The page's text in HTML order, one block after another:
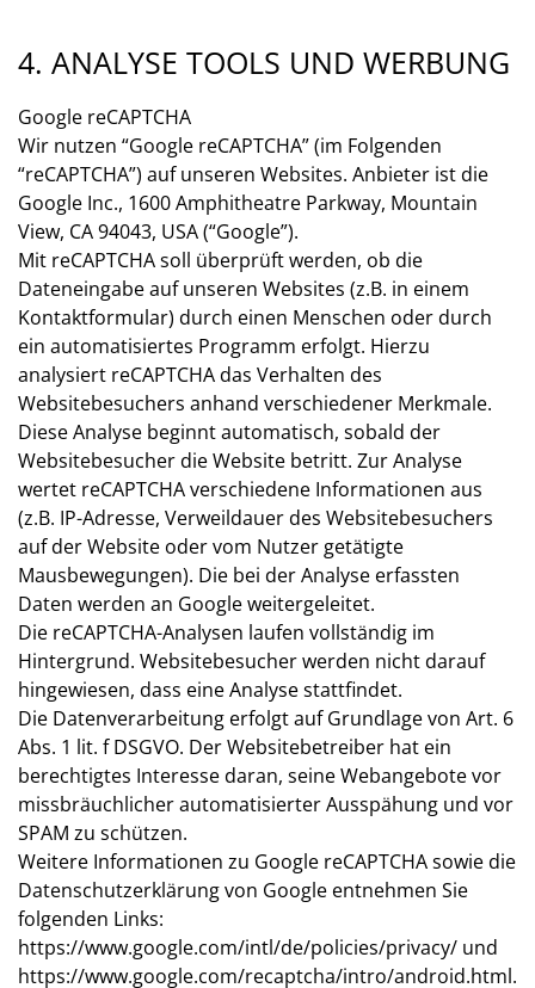
4. ANALYSE TOOLS UND WERBUNG
Google reCAPTCHA
Wir nutzen “Google reCAPTCHA” (im Folgenden
“reCAPTCHA”) auf unseren Websites. Anbieter ist die
Google Inc., 1600 Amphitheatre Parkway, Mountain
View, CA 94043, USA (“Google”).
Mit reCAPTCHA soll überprüft werden, ob die
Dateneingabe auf unseren Websites (z.B. in einem
Kontaktformular) durch einen Menschen oder durch
ein automatisiertes Programm erfolgt. Hierzu
analysiert reCAPTCHA das Verhalten des
Websitebesuchers anhand verschiedener Merkmale.
Diese Analyse beginnt automatisch, sobald der
Websitebesucher die Website betritt. Zur Analyse
wertet reCAPTCHA verschiedene Informationen aus
(z.B. IP-Adresse, Verweildauer des Websitebesuchers
auf der Website oder vom Nutzer getätigte
Mausbewegungen). Die bei der Analyse erfassten
Daten werden an Google weitergeleitet.
Die reCAPTCHA-Analysen laufen vollständig im
Hintergrund. Websitebesucher werden nicht darauf
hingewiesen, dass eine Analyse stattfindet.
Die Datenverarbeitung erfolgt auf Grundlage von Art. 6
Abs. 1 lit. f DSGVO. Der Websitebetreiber hat ein
berechtigtes Interesse daran, seine Webangebote vor
missbräuchlicher automatisierter Ausspähung und vor
SPAM zu schützen.
Weitere Informationen zu Google reCAPTCHA sowie die
Datenschutzerklärung von Google entnehmen Sie
folgenden Links:
https://www.google.com/intl/de/policies/privacy/ und
https://www.google.com/recaptcha/intro/android.html.